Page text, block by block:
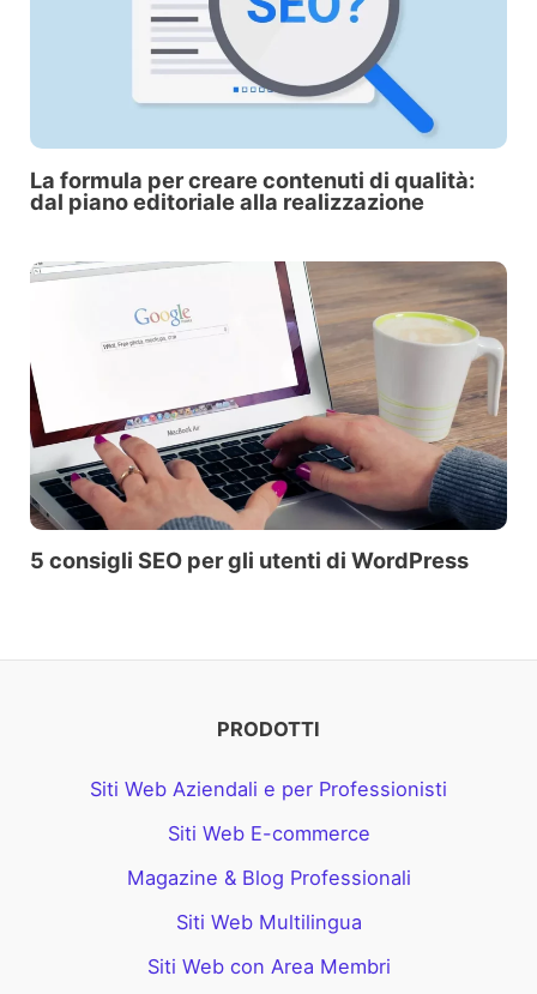
La formula pe­r creare contenuti di qualità:
dal piano editoriale alla realizzazione
5 consigli SEO per gli utenti di WordPress
PRODOTTI
Siti Web Aziendali e per Professionisti
Siti Web E-commerce
Magazine & Blog Professionali
Siti Web Multilingua
Siti Web con Area Membri